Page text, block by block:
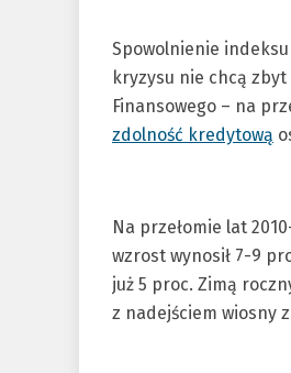
Spowolnienie
kryzysu nie chcą
Finansowego – na
zdolność kredytową
Na przełomie lat
wzrost wynosił 7-9
już 5 proc. Zimą
z nadejściem wiosny